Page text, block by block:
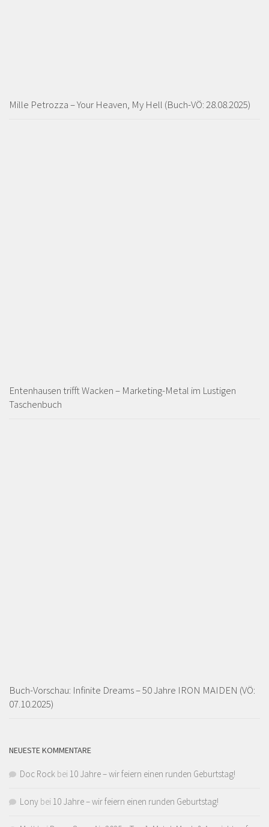
Mille Petrozza – Your Heaven, My Hell (Buch-VÖ: 28.08.2025)
Entenhausen trifft Wacken – Marketing-Metal im Lustigen
Taschenbuch
Buch-Vorschau: Infinite Dreams – 50 Jahre IRON MAIDEN (VÖ:
07.10.2025)
NEUESTE KOMMENTARE
Doc Rock bei 10 Jahre – wir feiern einen runden Geburtstag!
Lony bei 10 Jahre – wir feiern einen runden Geburtstag!